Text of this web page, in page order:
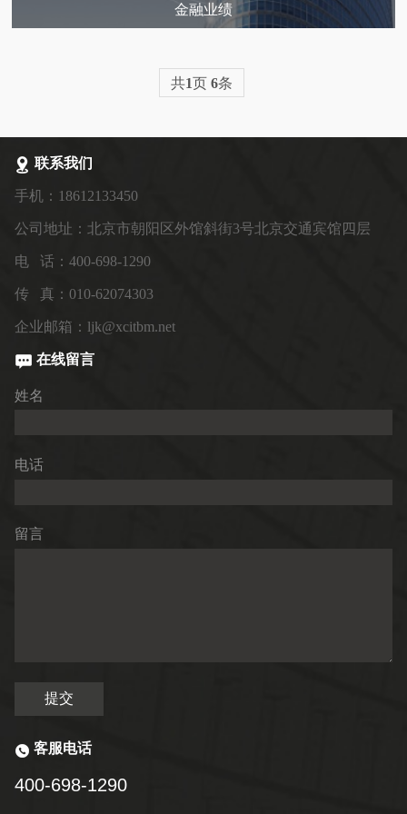
金融业绩
共1页 6条
联系我们
手机：18612133450
公司地址：北京市朝阳区外馆斜街3号北京交通宾馆四层
电 话：400-698-1290
传 真：010-62074303
企业邮箱：ljk@xcitbm.net
在线留言
姓名
电话
留言
提交
客服电话
400-698-1290